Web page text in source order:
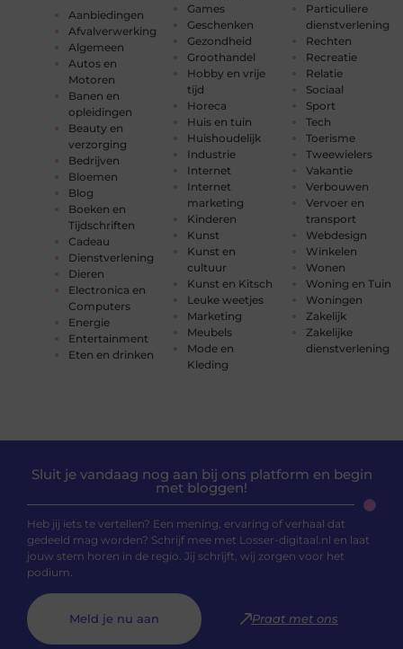
Aanbiedingen
Afvalverwerking
Algemeen
Autos en
Motoren
Banen en
opleidingen
Beauty en
verzorging
Bedrijven
Bloemen
Blog
Boeken en
Tijdschriften
Cadeau
Dienstverlening
Dieren
Electronica en
Computers
Energie
Entertainment
Eten en drinken
Games
Geschenken
Gezondheid
Groothandel
Hobby en vrije
tijd
Horeca
Huis en tuin
Huishoudelijk
Industrie
Internet
Internet
marketing
Kinderen
Kunst
Kunst en
cultuur
Kunst en Kitsch
Leuke weetjes
Marketing
Meubels
Mode en
Kleding
Particuliere
dienstverlening
Rechten
Recreatie
Relatie
Sociaal
Sport
Tech
Toerisme
Tweewielers
Vakantie
Verbouwen
Vervoer en
transport
Webdesign
Winkelen
Wonen
Woning en Tuin
Woningen
Zakelijk
Zakelijke
dienstverlening
Sluit je vandaag nog aan bij ons platform en begin
met bloggen!
Heb jij iets te vertellen? Een mening, ervaring of verhaal dat
gedeeld mag worden? Schrijf mee met Losser-digitaal.nl en laat
jouw stem horen in de regio. Jij schrijft, wij zorgen voor het
podium.
Meld je nu aan Praat met ons